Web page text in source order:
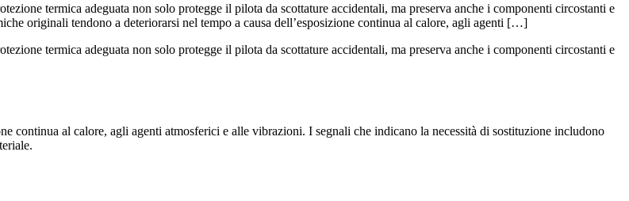
termica adeguata non solo protegge il pilota da scottature accidentali, ma preserva anche i componenti circostanti e
originali tendono a deteriorarsi nel tempo a causa dell’esposizione continua al calore, agli agenti […]
termica adeguata non solo protegge il pilota da scottature accidentali, ma preserva anche i componenti circostanti e
continua al calore, agli agenti atmosferici e alle vibrazioni. I segnali che indicano la necessità di sostituzione includono